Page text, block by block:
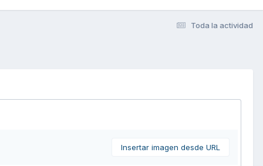
Toda la actividad
Insertar imagen desde URL